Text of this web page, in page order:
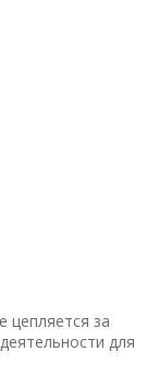
цепляется за
для